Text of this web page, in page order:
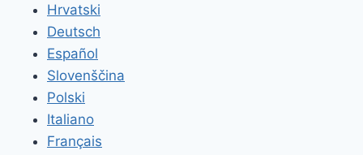
Hrvatski
Deutsch
Español
Slovenščina
Polski
Italiano
Français